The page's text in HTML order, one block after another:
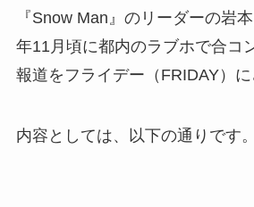
『Snow Man』のリーダーの岩
年11月頃に都内のラブホで合コ
報道をフライデー（FRIDAY）に
内容としては、以下の通りです。